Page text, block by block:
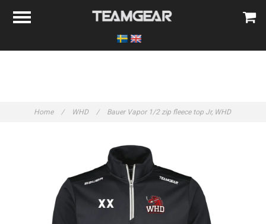
Home / WHD / Bauer Vapor 1/2 zip fleece top Jr, WHD